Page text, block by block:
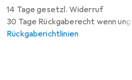
14 Tage gesetzl. Widerruf
30 Tage Rückgaberecht wenn
Rückgaberichtlinien